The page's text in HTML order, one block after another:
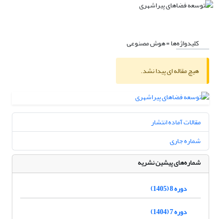
کلیدواژه‌ها =هوش مصنوعی
هیچ مقاله ای پیدا نشد.
مقالات آماده انتشار
شماره جاری
شماره‌های پیشین نشریه
دوره 8 (1405)
دوره 7 (1404)